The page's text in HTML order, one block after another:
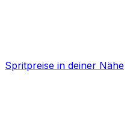
Spritpreise in deiner Nähe